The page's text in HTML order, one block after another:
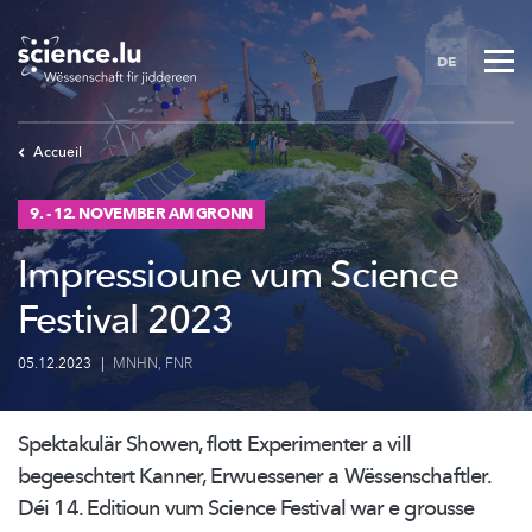
to
main
content
DE
Accueil
9. - 12. NOVEMBER AM GRONN
Impressioune vum Science
Festival 2023
05.12.2023 | MNHN, FNR
Spektakulär Showen, flott Experimenter a vill
begeeschtert Kanner, Erwuessener a Wëssenschaftler.
Déi 14. Editioun vum Science Festival war e grousse